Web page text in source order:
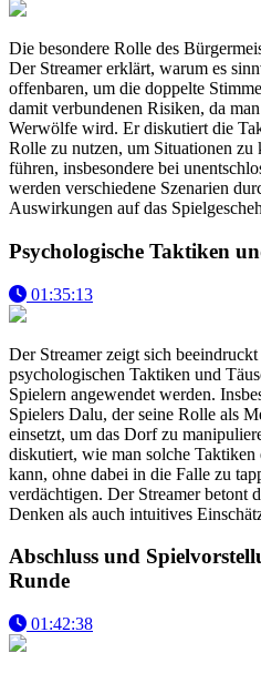
Die besondere Rolle des
Der Streamer erklärt, warum es
offenbaren, um die doppelte
damit verbundenen Risiken, da
Werwölfe wird. Er diskutiert die
Rolle zu nutzen, um Situationen
führen, insbesondere bei
werden verschiedene Szenarien
Auswirkungen auf das
Psychologische Taktiken
01:35:13
Der Streamer zeigt sich
psychologischen Taktiken und
Spielern angewendet werden.
Spielers Dalu, der seine Rolle als
einsetzt, um das Dorf zu
diskutiert, wie man solche Taktiken
kann, ohne dabei in die Falle zu
verdächtigen. Der Streamer betont
Denken als auch intuitives
Abschluss und
Runde
01:42:38